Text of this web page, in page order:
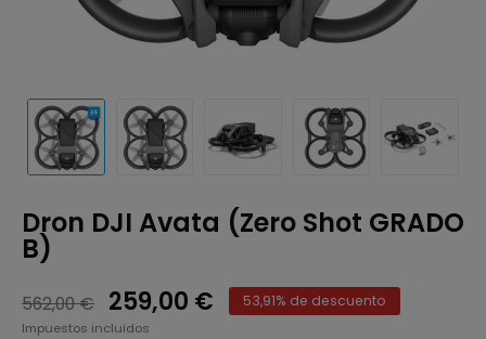
Dron DJI Avata (Zero Shot GRADO
B)
562,00 € 259,00 € 53,91% de descuento
Impuestos incluidos